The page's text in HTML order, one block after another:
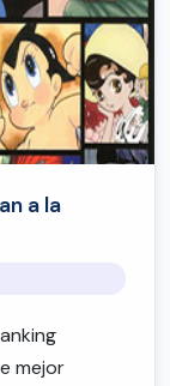
a la
mejor